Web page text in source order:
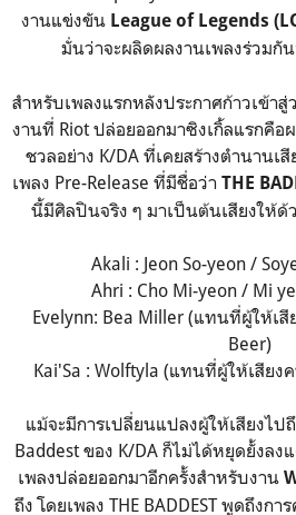
งานแข่งขัน League of Legends
มั่นว่าจะผลิดผลงานเพลงร่วมกั
สำหรับเพลงแรกหลังประกาศก้าวเข้าสู่
งานที่ Riot ปล่อยออกมาซิงเกิ้ลแรกคือ
ชวลอย่าง K/DA ที่เคยสร้างตำนานเ
เพลง Pre-Release ที่มีชื่อว่า THE
นี้มีศิลปินจริง ๆ มาเป็นต้นเสียงให้ด้
Akali : Jeon So-yeon /
Ahri : Cho Mi-yeon / Mi
Evelynn: Bea Miller (แทนที่ผู้ให้เสี
Beer)
Kai'Sa : Wolftyla (แทนที่ผู้ให้เสียง
แม้จะมีการเปลี่ยนแปลงผู้ให้เสียงไ
Baddest ของ K/DA ก็ไม่ได้หยุดยั้งลง
เพลงปล่อยออกมาอีกครั้งสำหรับงาน
ถึง โดยเพลง THE BADDEST พูดถึงก